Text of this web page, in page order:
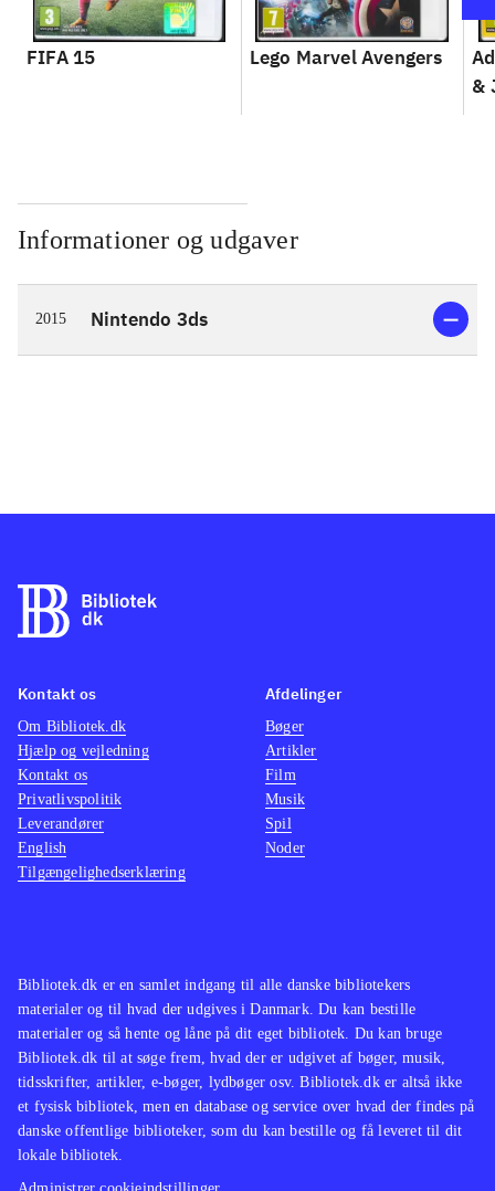
FIFA 15 Lego Marvel Avengers
&
Informationer og udgaver
2015 Nintendo 3ds
Bibliotek.dk er en samlet indgang til alle danske bibliotekers
materialer og til hvad der udgives i Danmark. Du kan bestille
materialer og så hente og låne på dit eget bibliotek. Du kan bruge
Bibliotek.dk til at søge frem, hvad der er udgivet af bøger, musik,
tidsskrifter, artikler, e-bøger, lydbøger osv. Bibliotek.dk er altså ikke
et fysisk bibliotek, men en database og service over hvad der findes på
danske offentlige biblioteker, som du kan bestille og få leveret til dit
lokale bibliotek.
Kontakt os
Om Bibliotek.dk
Hjælp og vejledning
Kontakt os
Privatlivspolitik
Leverandører
English
Tilgængelighedserklæring
Afdelinger
Bøger
Artikler
Film
Musik
Spil
Noder